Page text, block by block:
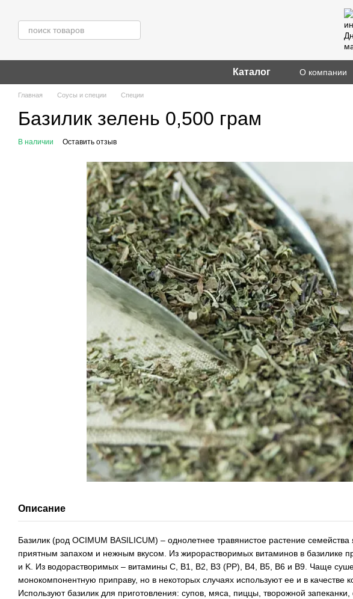
Каталог О компании
Главная Соусы и специи Специи
Базилик зелень 0,500 грам
В наличии Оставить отзыв
Описание
Базилик (род OCIMUM BASILICUM) – однолетнее травянистое растение семейства
приятным запахом и нежным вкусом. Из жирорастворимых витаминов в базилике
и K. Из водорастворимых – витамины C, B1, B2, B3 (PP), B4, B5, B6 и B9. Чаще
монокомпонентную приправу, но в некоторых случаях используют ее и в качестве
Используют базилик для приготовления: супов, мяса, пиццы, творожной